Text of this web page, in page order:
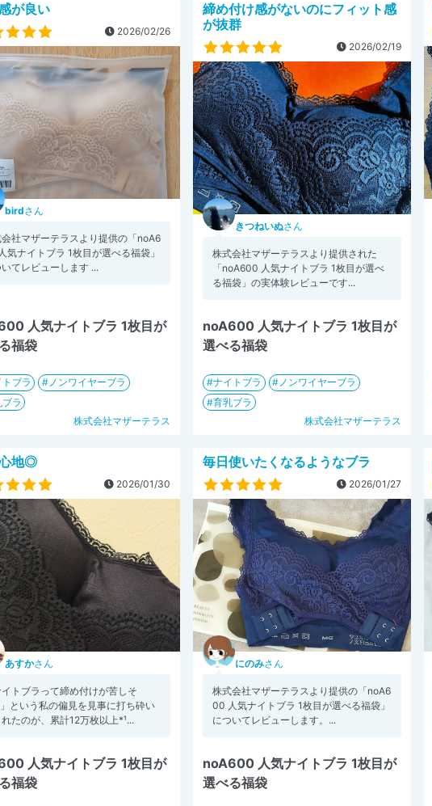
が良い
2026/02/26
birdさん
社マザーテラスより提供の「noA6
気ナイトブラ 1枚目が選べる福袋」
てレビューします ...
人気ナイトブラ 1枚目が
福袋
ブラ
ノンワイヤーブラ
ラ
株式会社マザーテラス
締め付け感がないのにフィット感
が抜群
2026/02/19
きつねいぬさん
株式会社マザーテラスより提供された
「noA600 人気ナイトブラ 1枚目が選べ
る福袋」の実体験レビューです...
noA600 人気ナイトブラ 1枚目が
選べる福袋
ナイトブラ
ノンワイヤーブラ
育乳ブラ
株式会社マザーテラス
地◎
2026/01/30
あすかさん
トブラって締め付けが苦しそ
という私の偏見を見事に打ち砕い
たのが、累計12万枚以上*¹...
人気ナイトブラ 1枚目が
福袋
毎日使いたくなるようなブラ
2026/01/27
にのみさん
株式会社マザーテラスより提供の「noA6
00 人気ナイトブラ 1枚目が選べる福袋」
についてレビューします。...
noA600 人気ナイトブラ 1枚目が
選べる福袋